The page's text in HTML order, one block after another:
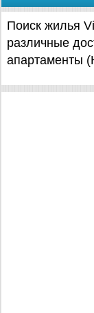
Поиск жилья
различные
апартаменты